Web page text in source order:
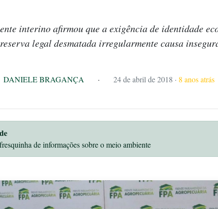
interino afirmou que a exigência de identidade
legal desmatada irregularmente causa
DANIELE BRAGANÇA · 24 de abril de 2018 · 8 anos atrás
de informações sobre o meio ambiente